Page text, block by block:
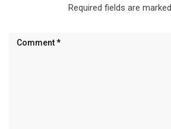
Required fields are marked